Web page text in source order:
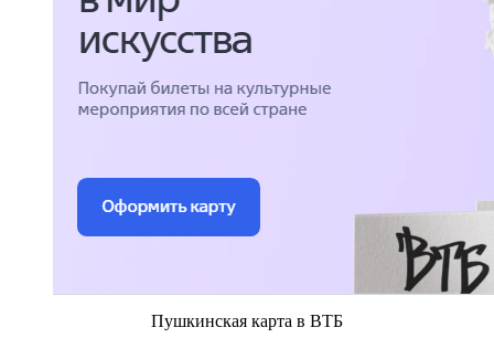
Пушкинская карта в ВТБ